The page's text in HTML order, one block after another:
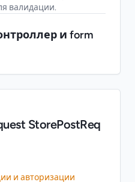
валидации.
и form
StorePostReq
и авторизации